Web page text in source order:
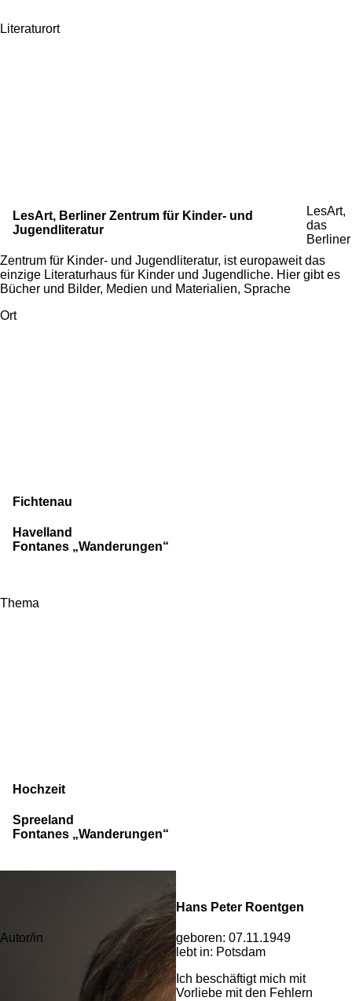
Literaturort
LesArt, Berliner Zentrum für Kinder- und
Jugendliteratur
LesArt,
das
Berliner
Zentrum für Kinder- und Jugendliteratur, ist europaweit das
einzige Literaturhaus für Kinder und Jugendliche. Hier gibt es
Bücher und Bilder, Medien und Materialien, Sprache
Ort
Fichtenau
Havelland
Fontanes „Wanderungen“
Thema
Hochzeit
Spreeland
Fontanes „Wanderungen“
Autor/in
Hans Peter Roentgen
geboren: 07.11.1949
lebt in: Potsdam
Ich beschäftigt mich mit
Vorliebe mit den Fehlern